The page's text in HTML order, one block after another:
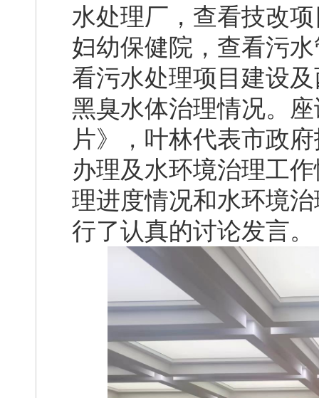
水处理厂，查看技改
妇幼保健院，查看污
看污水处理项目建设
黑臭水体治理情况。
片》，叶林代表市政
办理及水环境治理工
理进度情况和水环境
行了认真的讨论发言。